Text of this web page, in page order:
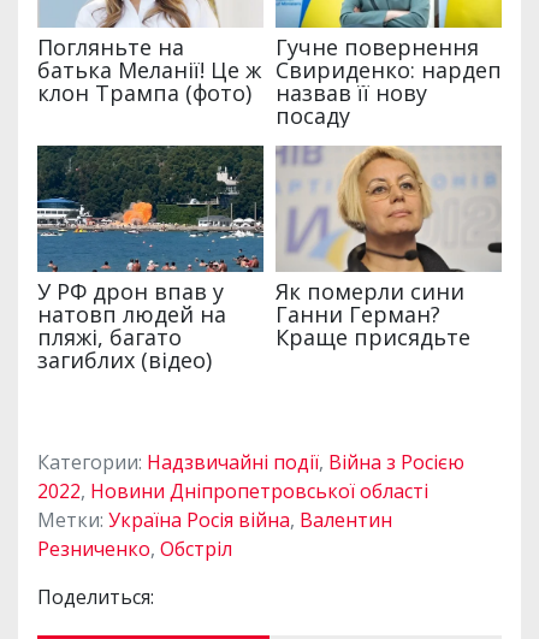
Категории: Надзвичайні події, Війна з Росією
2022, Новини Дніпропетровської області
Метки: Україна Росія війна, Валентин
Резниченко, Обстріл
Поделиться: